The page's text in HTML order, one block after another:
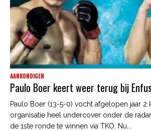
AANKONDIGEN
Paulo Boer keert weer terug bij
Paulo Boer (13-5-0) vocht afgelopen jaar 2
organisatie heel undercover onder de
de 1ste ronde te winnen via TKO. Nu...